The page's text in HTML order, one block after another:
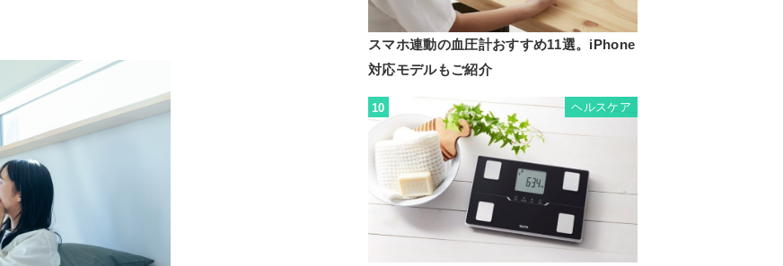
スマホ連動の血圧計おすすめ11選。iPhone
対応モデルもご紹介
10 ヘルスケア